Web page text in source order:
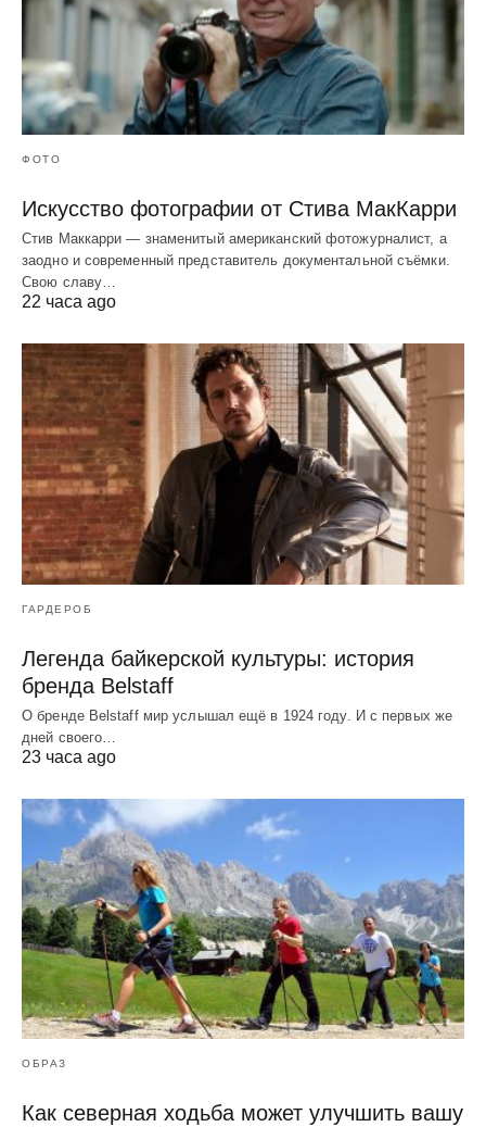
ФОТО
Искусство фотографии от Стива МакКарри
Стив Маккарри — знаменитый американский фотожурналист, а
заодно и современный представитель документальной съёмки.
Свою славу…
22 часа ago
ГАРДЕРОБ
Легенда байкерской культуры: история
бренда Belstaff
О бренде Belstaff мир услышал ещё в 1924 году. И с первых же
дней своего…
23 часа ago
ОБРАЗ
Как северная ходьба может улучшить вашу